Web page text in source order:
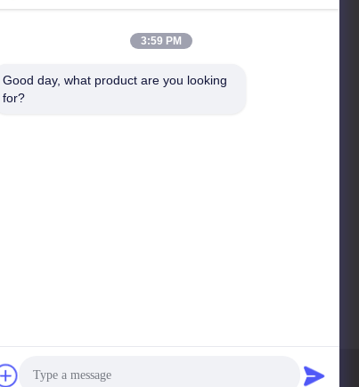
গোপনীয়তা নীতি
3:59 PM
Good day, what product are you looking
for?